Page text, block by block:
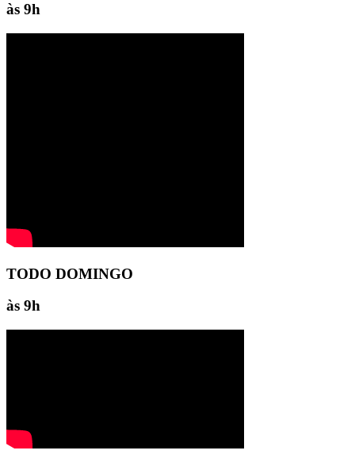
às 9h
TODO DOMINGO
às 9h